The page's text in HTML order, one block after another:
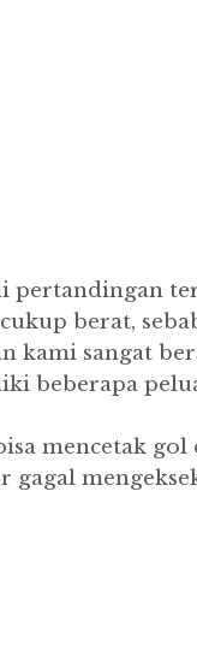
pertandingan
berat,
kami sangat
beberapa
mencetak
gagal